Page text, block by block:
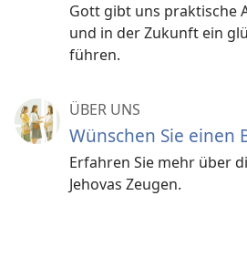
Gott gibt uns praktische
und in der Zukunft ein
führen.
ÜBER UNS
Wünschen Sie einen
Erfahren Sie mehr über
Jehovas Zeugen.